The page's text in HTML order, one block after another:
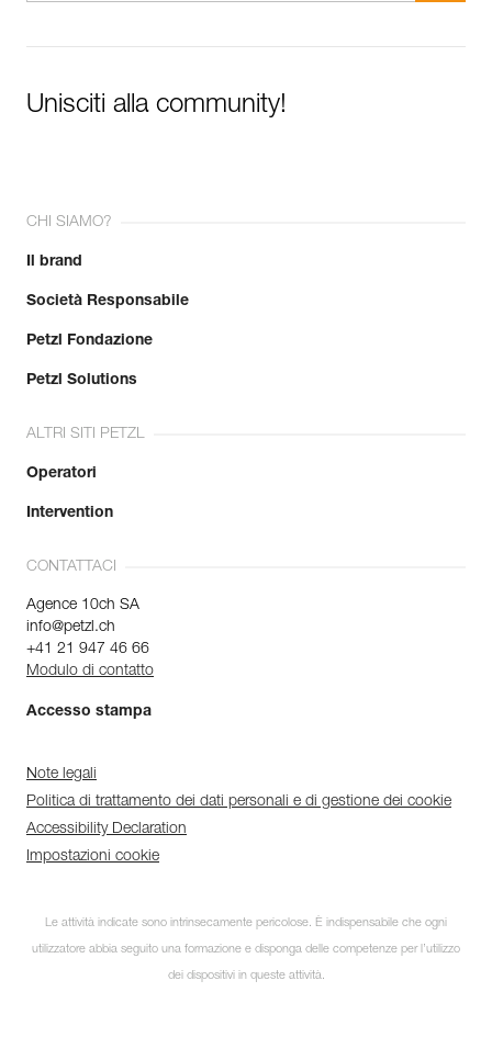
Unisciti alla community!
CHI SIAMO?
Il brand
Società Responsabile
Petzl Fondazione
Petzl Solutions
ALTRI SITI PETZL
Operatori
Intervention
CONTATTACI
Agence 10ch SA
info@petzl.ch
+41 21 947 46 66
Modulo di contatto
Accesso stampa
Note legali
Politica di trattamento dei dati personali e di gestione dei cookie
Accessibility Declaration
Impostazioni cookie
Le attività indicate sono intrinsecamente pericolose. È indispensabile che ogni
utilizzatore abbia seguito una formazione e disponga delle competenze per l’utilizzo
dei dispositivi in queste attività.